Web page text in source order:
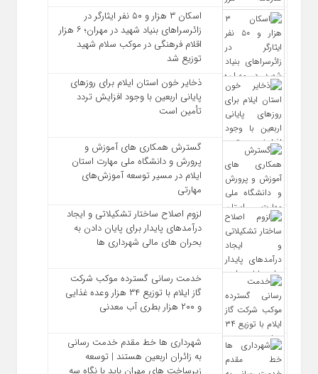
اسکان ۳ هزار و ۵۰ نفر ایثارگر در
زائرسراهای بنیاد شهید در مهران؛ ۶ هزار
اقلام فرهنگی در موکب سلام شهید
توزیع شد
ذخایر خون استان ایلام برای روزهای
پایانی اربعین با وجود افزایش تردد
تأمین است
گسترش همکاری‌ های آموزش و
پرورش و دانشگاه ملی مهارت استان
ایلام در مسیر توسعه آموزش‌های
مهارتی
لزوم اصلاح ساختار تشکیلاتی و ایجاد
درآمدهای پایدار برای پایان دادن به
بحران‌ های مالی شهرداری‌ ها
خدمت رسانی گسترده موکب شرکت
گاز ایلام با توزیع ۳۴ هزار وعده غذایی
و ۲۰۰ هزار بطری آب معدنی
شهرداری‌ ها خط مقدم خدمت ‌رسانی
به زائران اربعین هستند | توسعه
زیرساخت ‌های مهران باید با نگاه سه‌